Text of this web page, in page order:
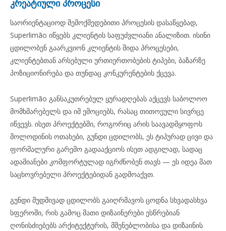
კრეატიული პროცესი
საორიენტაციოდ შემოქმედებითი პროცესის დასაწყებად,
Superlimão იწყებს კლიენტის საფუძვლიანი ანალიზით. ისინი
ცდილობენ გაარკვიონ კლიენტის შიდა პროცესები,
კლიენტებთან არსებული ურთიერთობების ტიპები, ბაზარზე
პოზიციონირება და თუნდაც კონკურენტების ქცევა.
Superlimão განსაკუთრებულ ყურადღებას აქცევს საბოლოო
მომხმარებელს და იმ ემოციებს, რასაც თითოეული სივრცე
იწვევს. ისეთ პროექტებში, როგორიც არის საავადმყოფოს
მოლოდინის ოთახები, გუნდი ცდილობს, ეს ტიპურად ცივი და
ფორმალური გარემო გადააქციოს ისეთ ადგილად, სადაც
ადამიანები კომფორტულად იგრძნობენ თავს — ეს იდეა მათ
საცხოვრებელი პროექტებიდან გადმოაქვთ.
გუნდი მუდმივად ცდილობს გაიღრმავოს ცოდნა სხვადასხვა
სფეროში, რის გამოც მათი დიზაინერები ესწრებიან
ღონისძიებებს არქიტექტურის, მშენებლობისა და დიზაინის